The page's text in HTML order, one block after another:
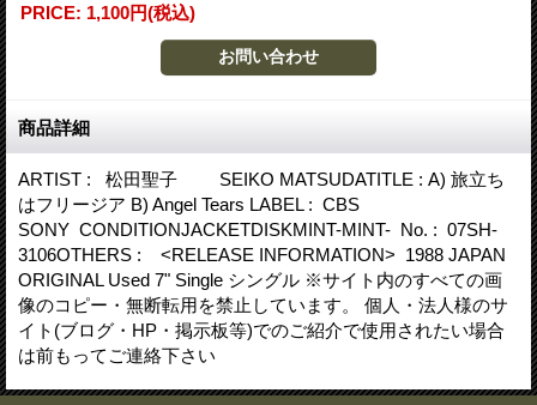
PRICE: 1,100円(税込)
商品詳細
ARTIST : 松田聖子 SEIKO MATSUDATITLE : A) 旅立ち
はフリージア B) Angel Tears LABEL : CBS
SONY CONDITIONJACKETDISKMINT-MINT- No. : 07SH-
3106OTHERS : <RELEASE INFORMATION> 1988 JAPAN
ORIGINAL Used 7" Single シングル ※サイト内のすべての画
像のコピー・無断転用を禁止しています。 個人・法人様のサ
イト(ブログ・HP・掲示板等)でのご紹介で使用されたい場合
は前もってご連絡下さい